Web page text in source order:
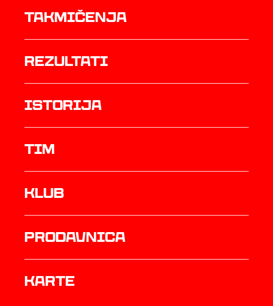
Takmičenja
rezultati
istorija
TIM
Klub
prodavnica
Karte